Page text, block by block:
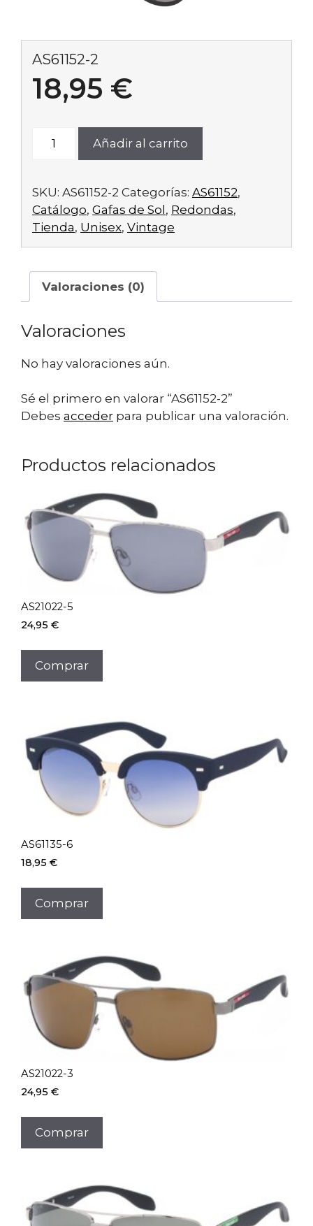
AS61152-2
18,95 €
Añadir al carrito
SKU: AS61152-2 Categorías: AS61152,
Catálogo, Gafas de Sol , Redondas,
Tienda, Unisex, Vintage
Valoraciones (0)
Valoraciones
No hay valoraciones aún.
Sé el primero en valorar “AS61152-2”
Debes acceder para publicar una valoración.
Productos relacionados
AS21022-5
24,95 €
Comprar
AS61135-6
18,95 €
Comprar
AS21022-3
24,95 €
Comprar